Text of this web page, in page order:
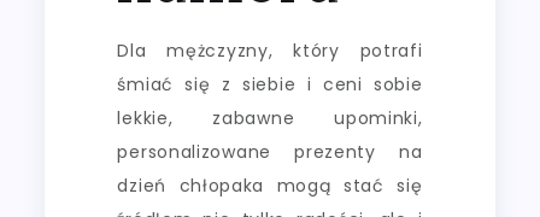
Dla mężczyzny, który potrafi
śmiać się z siebie i ceni sobie
lekkie, zabawne upominki,
personalizowane prezenty na
dzień chłopaka mogą stać się